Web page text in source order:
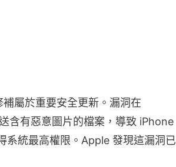
屬於重要安全更新。漏洞在
含有惡意圖片的檔案，導致 iPhone
系統最高權限。Apple 發現這漏洞已